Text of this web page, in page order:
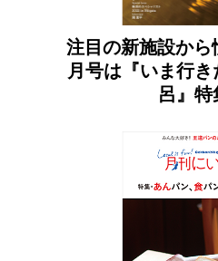
注目の新施設から
月号は『いま行
呂』